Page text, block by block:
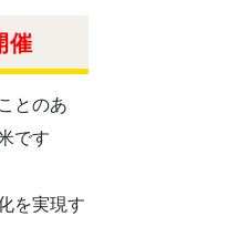
催
とのあ
です
を実現す